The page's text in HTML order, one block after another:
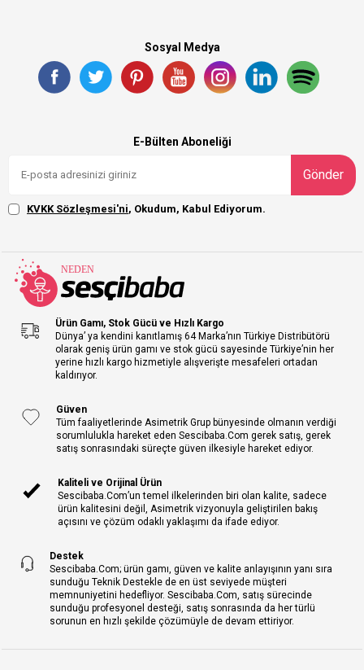
Sosyal Medya
E-Bülten Aboneliği
Gönder
KVKK Sözleşmesi'ni, Okudum, Kabul Ediyorum.
Ürün Gamı, Stok Gücü ve Hızlı Kargo
Dünya’ ya kendini kanıtlamış 64 Marka’nın Türkiye Distribütörü
olarak geniş ürün gamı ve stok gücü sayesinde Türkiye’nin her
yerine hızlı kargo hizmetiyle alışverişte mesafeleri ortadan
kaldırıyor.
Güven
Tüm faaliyetlerinde Asimetrik Grup bünyesinde olmanın verdiği
sorumlulukla hareket eden Sescibaba.Com gerek satış, gerek
satış sonrasındaki süreçte güven ilkesiyle hareket ediyor.
Kaliteli ve Orijinal Ürün
Sescibaba.Com’un temel ilkelerinden biri olan kalite, sadece
ürün kalitesini değil, Asimetrik vizyonuyla geliştirilen bakış
açısını ve çözüm odaklı yaklaşımı da ifade ediyor.
Destek
Sescibaba.Com; ürün gamı, güven ve kalite anlayışının yanı sıra
sunduğu Teknik Destekle de en üst seviyede müşteri
memnuniyetini hedefliyor. Sescibaba.Com, satış sürecinde
sunduğu profesyonel desteği, satış sonrasında da her türlü
sorunun en hızlı şekilde çözümüyle de devam ettiriyor.